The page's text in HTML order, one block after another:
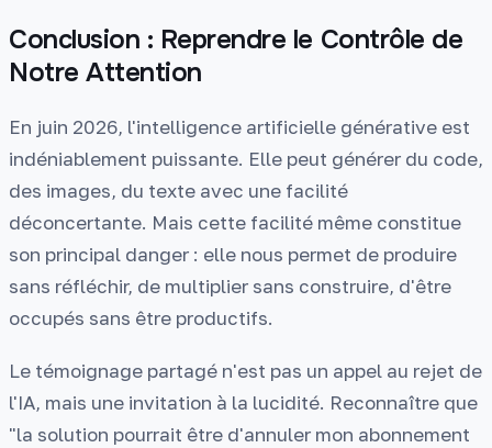
Conclusion : Reprendre le Contrôle de
Notre Attention
En juin 2026, l'intelligence artificielle générative est
indéniablement puissante. Elle peut générer du code,
des images, du texte avec une facilité
déconcertante. Mais cette facilité même constitue
son principal danger : elle nous permet de produire
sans réfléchir, de multiplier sans construire, d'être
occupés sans être productifs.
Le témoignage partagé n'est pas un appel au rejet de
l'IA, mais une invitation à la lucidité. Reconnaître que
"la solution pourrait être d'annuler mon abonnement